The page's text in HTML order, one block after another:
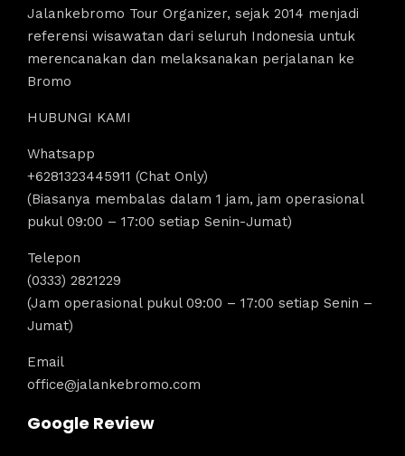
Jalankebromo Tour Organizer, sejak 2014 menjadi
referensi wisawatan dari seluruh Indonesia untuk
merencanakan dan melaksanakan perjalanan ke
Bromo
HUBUNGI KAMI
Whatsapp
+6281323445911 (Chat Only)
(Biasanya membalas dalam 1 jam, jam operasional
pukul 09:00 – 17:00 setiap Senin-Jumat)
Telepon
(0333) 2821229
(Jam operasional pukul 09:00 – 17:00 setiap Senin –
Jumat)
Email
office@jalankebromo.com
Google Review